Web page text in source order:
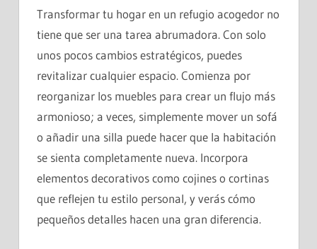
Transformar tu hogar en un refugio acogedor no
tiene que ser una tarea abrumadora. Con solo
unos pocos cambios estratégicos, puedes
revitalizar cualquier espacio. Comienza por
reorganizar los muebles para crear un flujo más
armonioso; a veces, simplemente mover un sofá
o añadir una silla puede hacer que la habitación
se sienta completamente nueva. Incorpora
elementos decorativos como cojines o cortinas
que reflejen tu estilo personal, y verás cómo
pequeños detalles hacen una gran diferencia.